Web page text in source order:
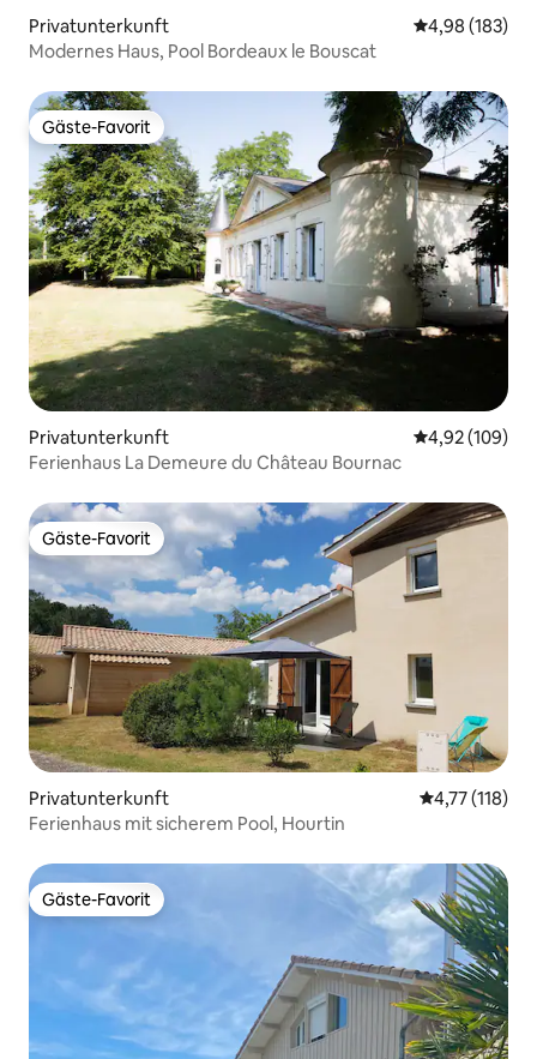
Privatunterkunft
4,98 (183)
Modernes Haus, Pool Bordeaux le Bouscat
Gäste-Favorit
Gäste-Favorit
Privatunterkunft
4,92 (109)
Ferienhaus La Demeure du Château Bournac
Gäste-Favorit
Gäste-Favorit
Privatunterkunft
4,77 (118)
Ferienhaus mit sicherem Pool, Hourtin
Gäste-Favorit
Gäste-Favorit